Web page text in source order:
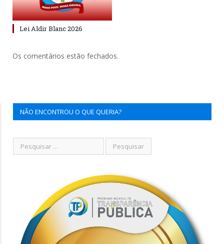
Lei Aldir Blanc 2026
Os comentários estão fechados.
NÃO ENCONTROU O QUE QUERIA?